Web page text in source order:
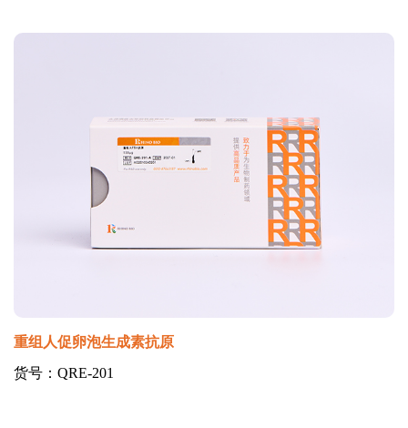
重组人促卵泡生成素抗原
货号：QRE-201